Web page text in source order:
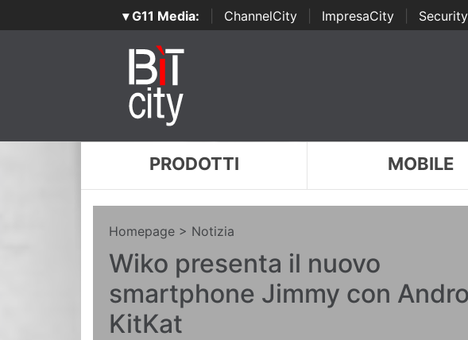
▾ G11 Media: ChannelCity ImpresaCity
PRODOTTI MOBILE
Homepage > Notizia
Wiko presenta il nuovo
smartphone Jimmy con
KitKat